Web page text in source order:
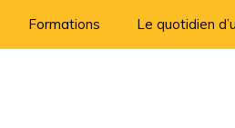
Formations Le quotidien